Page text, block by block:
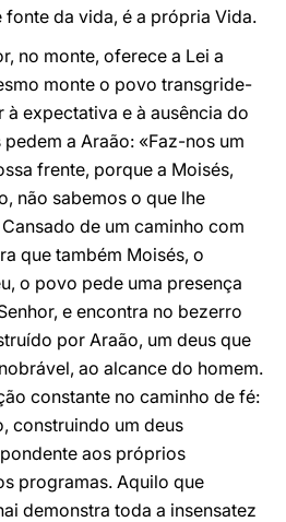
da vida, é a própria Vida.
no monte, oferece a Lei a
monte o povo transgride-
à expectativa e à ausência do
a Araão: «Faz-nos um
frente, porque a Moisés,
não sabemos o que lhe
Cansado de um caminho com
que também Moisés, o
o povo pede uma presença
e encontra no bezerro
por Araão, um deus que
ao alcance do homem.
constante no caminho de fé:
construindo um deus
aos próprios
programas. Aquilo que
demonstra toda a insensatez